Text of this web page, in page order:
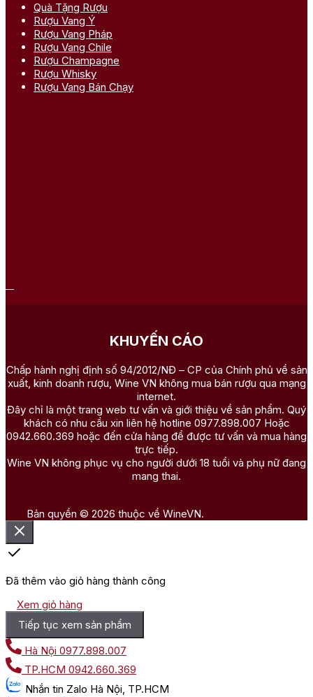
Quà Tặng Rượu
Rượu Vang Ý
Rượu Vang Pháp
Rượu Vang Chile
Rượu Champagne
Rượu Whisky
Rượu Vang Bán Chạy
KHUYẾN CÁO
Chấp hành nghị định số 94/2012/NĐ – CP của Chính phủ về sản
xuất, kinh doanh rượu, Wine VN không mua bán rượu qua mạng
internet.
Đây chỉ là một trang web tư vấn và giới thiệu về sản phẩm. Quý
khách có nhu cầu xin liên hệ hotline 0977.898.007 Hoặc
0942.660.369 hoặc đến cửa hàng để được tư vấn và mua hàng
trực tiếp.
Wine VN không phục vụ cho người dưới 18 tuổi và phụ nữ đang
mang thai.
Bản quyền © 2026 thuộc về WineVN.
Đã thêm vào giỏ hàng thành công
Xem giỏ hàng
Tiếp tục xem sản phẩm
Hà Nội 0977.898.007
TP.HCM 0942.660.369
Nhắn tin Zalo Hà Nội, TP.HCM